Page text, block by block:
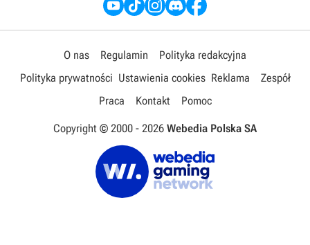
O nas Regulamin
Polityka redakcyjna
Polityka prywatności Ustawienia cookies Reklama
Zespół
Praca
Kontakt Pomoc
Copyright © 2000 - 2026 Webedia Polska SA